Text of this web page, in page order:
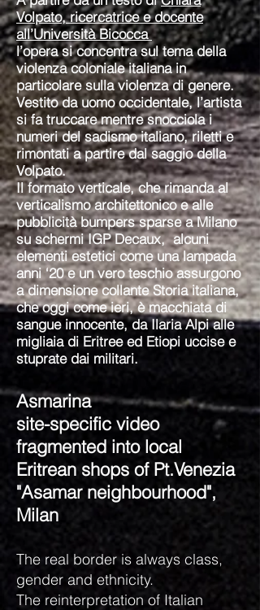
Volpato, ricercatrice e docente
all’Università Bicocca
l’opera si concentra sul tema della
violenza coloniale italiana in
particolare sulla violenza di genere.
Vestito da uomo occidentale, l’artista
si fa truccare mentre snocciola i
numeri del sadismo italiano, riletti e
rimontati a partire dal saggio della
Volpato.
Il formato verticale, che rimanda al
verticalismo architettonico e alle
pubblicità bumpers sparse a Milano
su schermi IGP Decaux, alcuni
elementi estetici come una lampada
anni ‘20 e un vero teschio assurgono
a dimensione collante Storia italiana,
che oggi come ieri, è macchiata di
sangue innocente, da Ilaria Alpi alle
migliaia di Eritree ed Etiopi uccise e
stuprate dai militari.
Asmarina
site-specific video
fragmented into local
Eritrean shops of Pt.Venezia
"Asamar neighbourhood",
Milan
The real border is always class,
gender and ethnicity.
The reinterpretation of Italian